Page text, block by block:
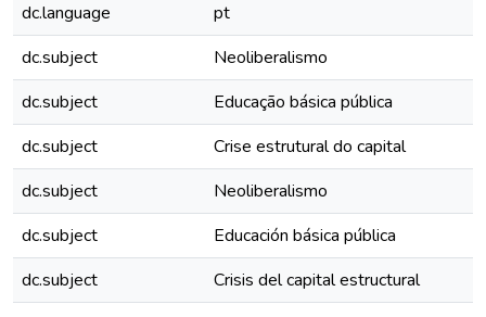
dc.language
pt
dc.subject
Neoliberalismo
dc.subject
Educação básica pública
dc.subject
Crise estrutural do capital
dc.subject
Neoliberalismo
dc.subject
Educación básica pública
dc.subject
Crisis del capital estructural